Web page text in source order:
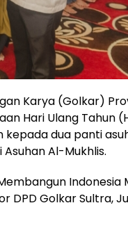
Karya (Golkar)
Hari Ulang Tahun
dua panti
Al-Mukhlis.
Indonesia
DPD Golkar Sultra,